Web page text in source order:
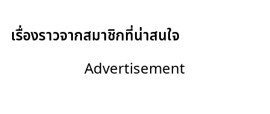
เรื่องราวจากสมาชิกที่น่าสนใจ
Advertisement